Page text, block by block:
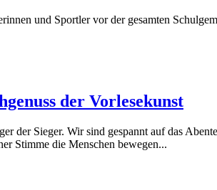
und Sportler vor der gesamten
der Vorlesekunst
der Sieger. Wir sind gespannt auf das
Stimme die Menschen bewegen...